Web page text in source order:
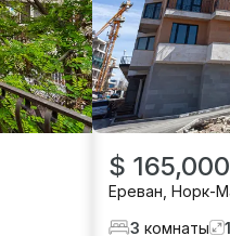
$ 165,000
Ереван, Норк-
3 комнаты